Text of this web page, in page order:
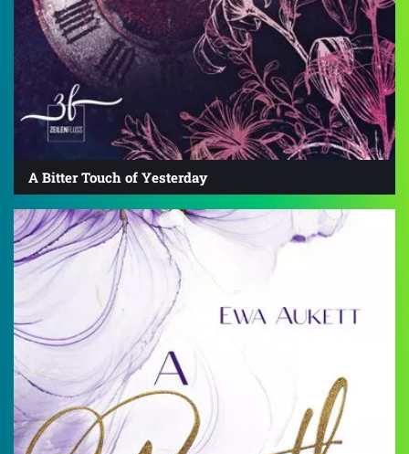
A Bitter Touch of Yesterday